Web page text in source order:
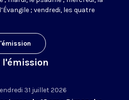
; vendredi, les quatre
l'émission
31 juillet 2026